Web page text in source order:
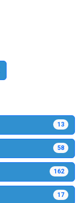
13
58
162
17